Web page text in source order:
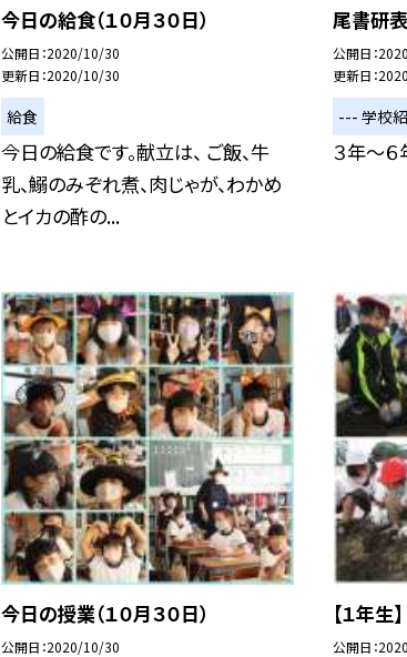
今日の給食（１０月３０日）
公開日 2020/10/30
更新日 2020/10/30
給食
今日の給食です。献立は、 ご飯、牛
乳、鰯のみぞれ煮、肉じゃが、わかめ
とイカの酢の...
尾書研表
公開日
更新日
--- 学校
３年〜６
今日の授業（１０月３０日）
公開日 2020/10/30
【１年生
公開日